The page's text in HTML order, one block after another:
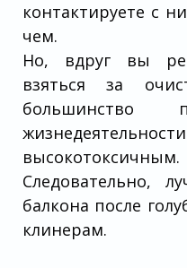
контактируете с
чем.
Но, вдруг вы
взяться за
большинство
высокотоксичным.
Следовательно,
балкона после
клинерам.